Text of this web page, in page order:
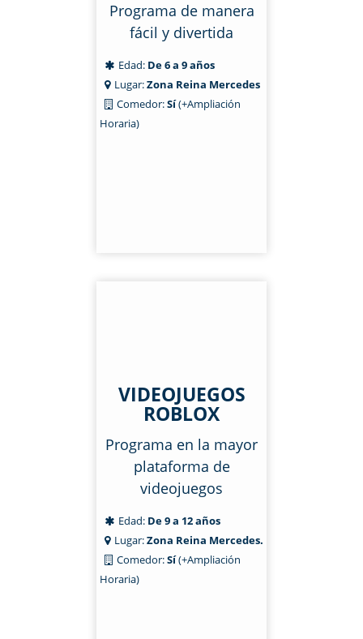
Programa de manera
fácil y divertida
Edad: De 6 a 9 años
Lugar:Zona Reina Mercedes
Comedor:Sí(+Ampliación
Horaria)
VIDEOJUEGOS
ROBLOX
Programa en la mayor
plataforma de
videojuegos
Edad: De 9 a 12 años
Lugar:Zona Reina Mercedes.
Comedor:Sí(+Ampliación
Horaria)